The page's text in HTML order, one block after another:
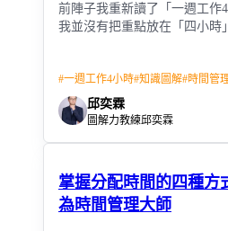
前陣子我重新讀了「一週工作
我並沒有把重點放在「四小時
#一週工作4小時#知識圖解#時間管
邱奕霖
圖解力教練邱奕霖
掌握分配時間的四種方
為時間管理大師